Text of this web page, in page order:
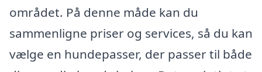
området. På denne måde kan du
sammenligne priser og services, så du kan
vælge en hundepasser, der passer til både